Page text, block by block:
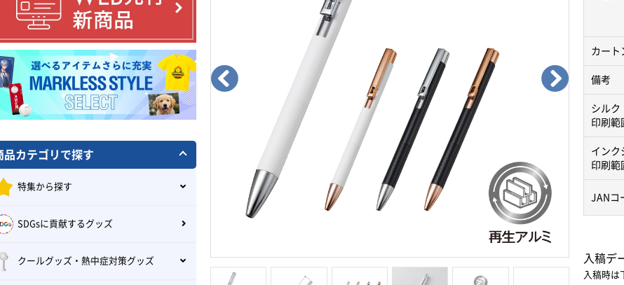
カート
備考
シルク
印刷範
インク
印刷範
JANコ
入稿デ
入稿時は
品カテゴリで探す
特集から探す
SDGsに貢献するグッズ
クールグッズ・熱中症対策グッズ